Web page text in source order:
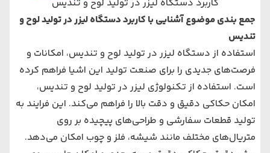
کاربرد دستگاه لیزر در تولید لوح و تندیس
جمع بندی موضوع آشنایی با کاربرد دستگاه لیزر در تولید لوح و
تندیس
استفاده از دستگاه لیزر در تولید لوح و تندیس، امکانات و
فرصت‌های جدیدی را برای صنعت تولید این اشیا فراهم کرده
است. استفاده از تکنولوژی لیزر در تولید لوح و تندیس،
امکان حکاکی دقیق و دقت بالا را فراهم می‌کند. این فرایند به
تولید قطعات سفارشی و طراحی‌های پیچیده بر روی
متریال‌های مختلف مانند شیشه، فلز و چوب امکان می‌دهد.